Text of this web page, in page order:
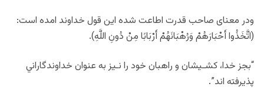
ودر معنای صاحب قدرت اطاعت شده این قول خداوند امده است:
(اتَّخَذُوا أَحْبَارَهُمْ وَرُهْبَانَهُمْ أَرْبَابًا مِنْ دُونِ اللَّهِ).
“بجز خدا، کشـيشان و راهبان خود را نـيز به عنوان خداوندگاراني
پذيرفته اند”.